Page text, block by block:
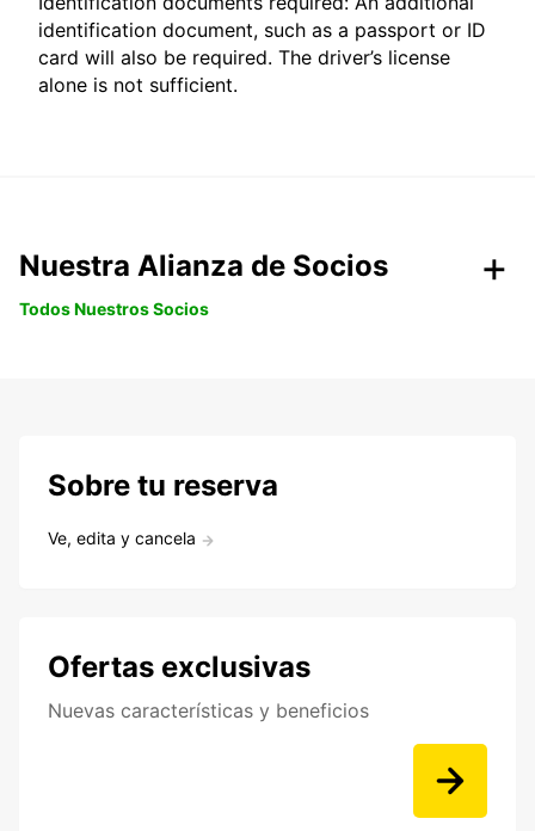
identification document, such as a passport or ID
card will also be required. The driver’s license
alone is not sufficient.
Nuestra Alianza de Socios
Todos Nuestros Socios
Sobre tu reserva
Ve, edita y cancela
Ofertas exclusivas
Nuevas características y beneficios